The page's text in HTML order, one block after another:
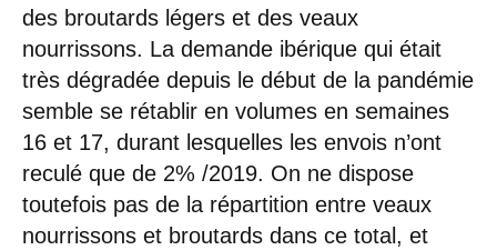
des broutards légers et des veaux
nourrissons. La demande ibérique qui était
très dégradée depuis le début de la pandémie
semble se rétablir en volumes en semaines
16 et 17, durant lesquelles les envois n’ont
reculé que de 2% /2019. On ne dispose
toutefois pas de la répartition entre veaux
nourrissons et broutards dans ce total, et